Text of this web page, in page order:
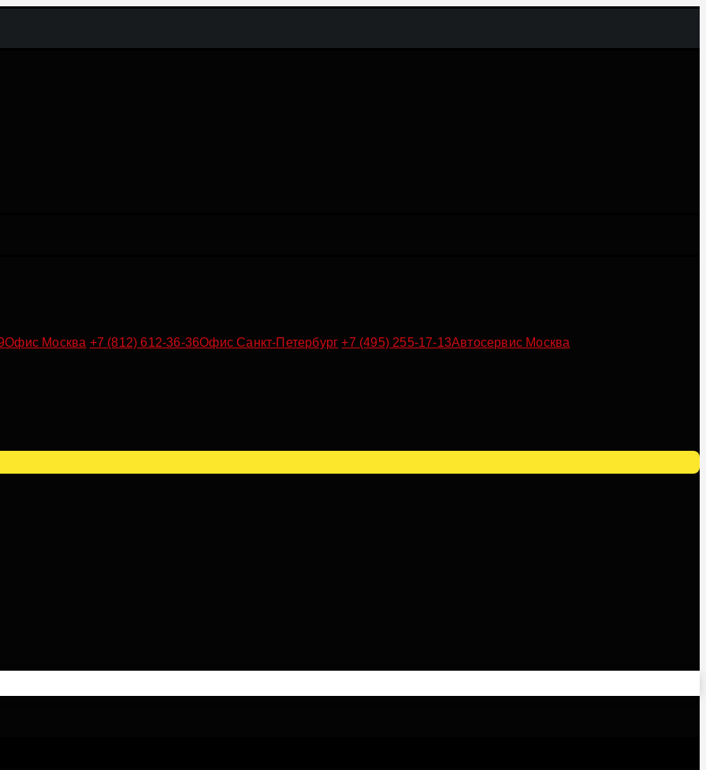
Офис Москва +7 (812) 612-36-36Офис Санкт-Петербург +7 (495) 255-17-13Автосервис Москва